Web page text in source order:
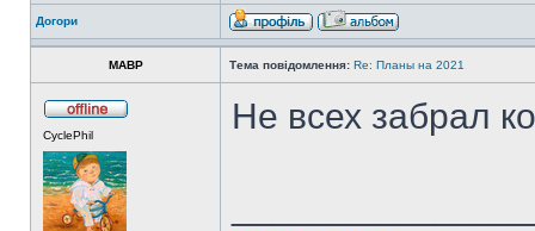
Догори
MABP Тема повідомлення: Re: Планы на 2021
CyclePhil Не всех забрал